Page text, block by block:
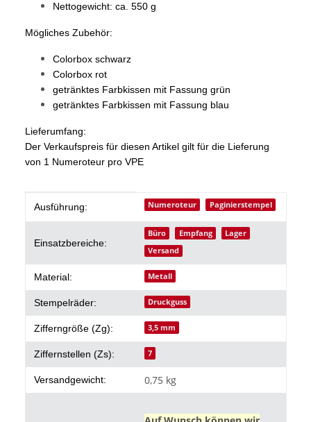
Nettogewicht: ca. 550 g
Mögliches Zubehör:
Colorbox schwarz
Colorbox rot
getränktes Farbkissen mit Fassung grün
getränktes Farbkissen mit Fassung blau
Lieferumfang:
Der Verkaufspreis für diesen Artikel gilt für die Lieferung
von 1 Numeroteur pro VPE
Produkteigenschaft
Wert
Ausführung: Numeroteur Paginierstempel
Einsatzbereiche:
Büro Empfang
Lager
Versand
Material: Metall
Stempelräder: Druckguss
Zifferngröße (Zg): 3,5 mm
Ziffernstellen (Zs): 7
Versandgewicht: 0,75 kg